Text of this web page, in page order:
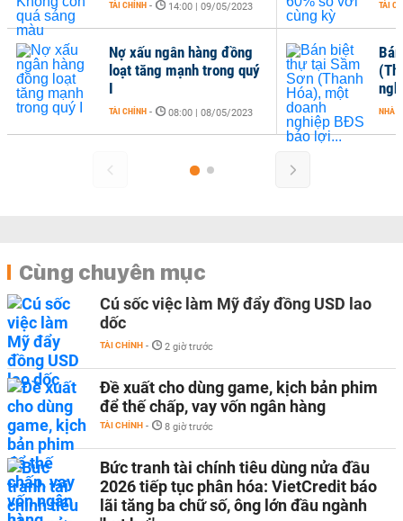
TÀI CHÍNH - 14:00 | 09/05/2023
Nợ xấu ngân hàng đồng
loạt tăng mạnh trong quý
I
TÀI CHÍNH - 08:00 | 08/05/2023
TÀI
NHÀ
Cùng chuyên mục
Cú sốc việc làm Mỹ đẩy đồng USD lao
dốc
TÀI CHÍNH - 2 giờ trước
Đề xuất cho dùng game, kịch bản phim
để thế chấp, vay vốn ngân hàng
TÀI CHÍNH - 8 giờ trước
Bức tranh tài chính tiêu dùng nửa đầu
2026 tiếp tục phân hóa: VietCredit báo
lãi tăng ba chữ số, ông lớn đầu ngành